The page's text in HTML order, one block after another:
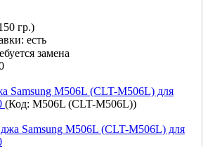
гр.)
есть
замена
Samsung M506L (CLT-M506L) для
(Код: M506L (CLT-M506L))